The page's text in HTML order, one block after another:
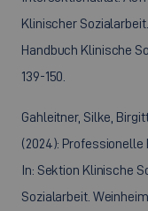
Klinischer
Handbuch Klinische
139-150.
Gahleitner, Silke,
(2024):
In: Sektion Klinische
Sozialarbeit.